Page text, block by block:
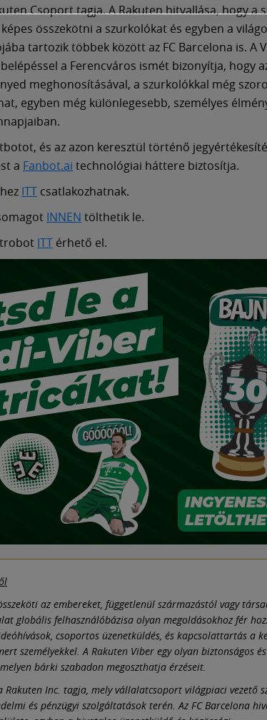
Csoport tagja. A Rakuten hitvallása, hogy a
összekötni a szurkolókat és egyben a
tartozik többek között az FC Barcelona is. A
a Ferencváros ismét bizonyítja, hogy
meghonosításával, a szurkolókkal még
egyben még különlegesebb, személyes
és az azon keresztül történő
a Fanbot.ai technológiai háttere biztosítja.
ITTcsatlakozhatnak.
INNEN tölthetik le.
ITTérhető el.
az embereket, függetlenül származástól vagy
globális felhasználóbázisa olyan megoldásokhoz fér
csoportos üzenetküldés, és kapcsolattartás a
személyekkel. A Rakuten Viber egy olyan biztonságos
bárki szabadon megoszthatja érzéseit.
Rakuten Inc. tagja, mely vállalatcsoport világpiaci vezető
és pénzügyi szolgáltatások terén. Az FC Barcelona